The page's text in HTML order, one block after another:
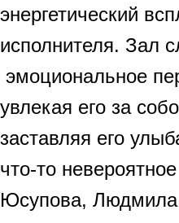
энергетический
исполнителя. Зал
эмоциональное
увлекая его за
заставляя его
что-то
Юсупова, Людмила